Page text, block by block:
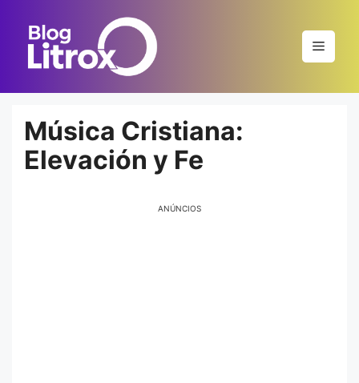
contenido
Menú
Música Cristiana:
Elevación y Fe
ANÚNCIOS